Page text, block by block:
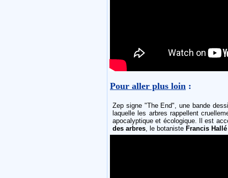
Pour aller plus loin :
Zep signe "The End", une bande
laquelle les arbres rappellent
apocalyptique et écologique. Il est
des arbres, le botaniste Francis Hallé